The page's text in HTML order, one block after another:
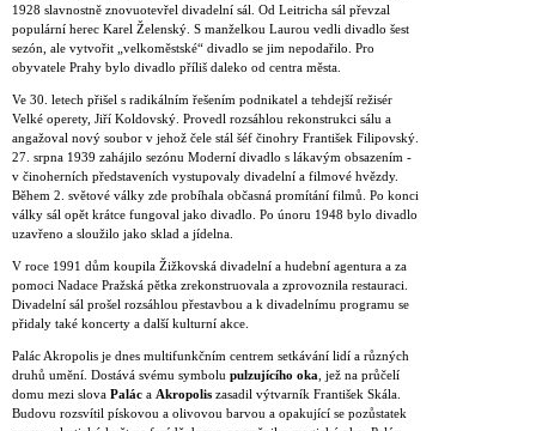
1928 slavnostně znovuotevřel divadelní sál. Od Leitricha sál převzal
populární herec Karel Želenský. S manželkou Laurou vedli divadlo šest
sezón, ale vytvořit „velkoměstské“ divadlo se jim nepodařilo. Pro
obyvatele Prahy bylo divadlo příliš daleko od centra města.
Ve 30. letech přišel s radikálním řešením podnikatel a tehdejší režisér
Velké operety, Jiří Koldovský. Provedl rozsáhlou rekonstrukci sálu a
angažoval nový soubor v jehož čele stál šéf činohry František Filipovský.
27. srpna 1939 zahájilo sezónu Moderní divadlo s lákavým obsazením -
v činoherních představeních vystupovaly divadelní a filmové hvězdy.
Během 2. světové války zde probíhala občasná promítání filmů. Po konci
války sál opět krátce fungoval jako divadlo. Po únoru 1948 bylo divadlo
uzavřeno a sloužilo jako sklad a jídelna.
V roce 1991 dům koupila Žižkovská divadelní a hudební agentura a za
pomoci Nadace Pražská pětka zrekonstruovala a zprovoznila restauraci.
Divadelní sál prošel rozsáhlou přestavbou a k divadelnímu programu se
přidaly také koncerty a další kulturní akce.
Palác Akropolis je dnes multifunkčním centrem setkávání lidí a různých
druhů umění. Dostává svému symbolu pulzujícího oka , jež na průčelí
domu mezi slova Palác a Akropolis zasadil výtvarník František Skála.
Budovu rozsvítil pískovou a olivovou barvou a opakující se pozůstatek